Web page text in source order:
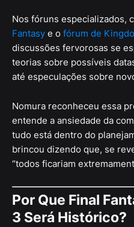
Nos fóruns especializados,
Fantasy e o fórum de
discussões fervorosas se
teorias sobre possíveis
até especulações sobre
Nomura reconheceu essa
entende a ansiedade da
tudo está dentro do
brincou dizendo que, se
“todos ficariam
Por Que Final
3 Será Histórico?